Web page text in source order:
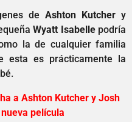
de Ashton Kutcher y
Wyatt Isabellepodría
la de cualquier familia
esta es prácticamente la
a Ashton Kutcher y Josh
película